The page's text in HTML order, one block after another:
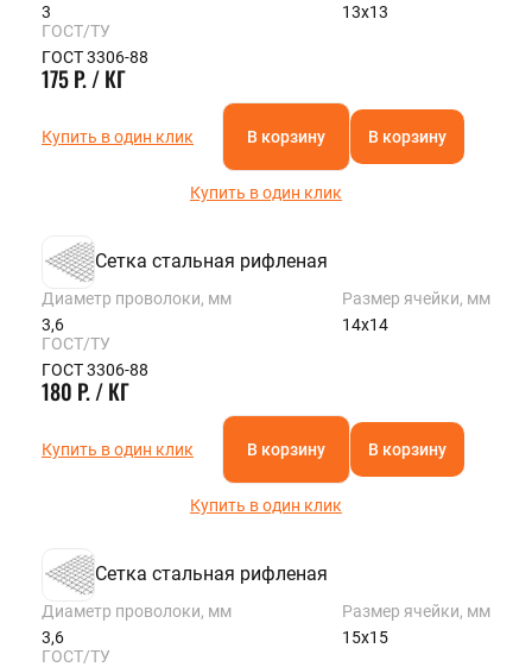
3
13х13
ГОСТ/ТУ
ГОСТ 3306-88
175 Р. / КГ
Купить в один клик В корзину В корзину
Купить в один клик
Сетка стальная рифленая
Диаметр проволоки, мм
3,6
Размер ячейки, мм
14х14
ГОСТ/ТУ
ГОСТ 3306-88
180 Р. / КГ
Купить в один клик В корзину В корзину
Купить в один клик
Сетка стальная рифленая
Диаметр проволоки, мм
3,6
Размер ячейки, мм
15х15
ГОСТ/ТУ